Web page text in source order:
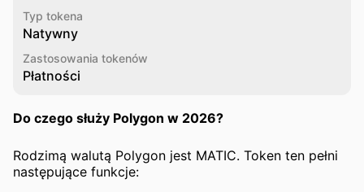
Typ tokena
Natywny
Zastosowania tokenów
Płatności
Do czego służy Polygon w 2026?
Rodzimą walutą Polygon jest MATIC. Token ten pełni
następujące funkcje: